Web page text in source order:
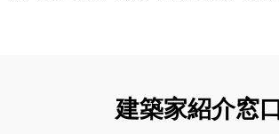
建築家紹介窓口